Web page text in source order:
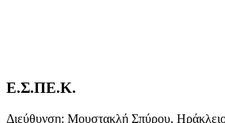
Ε.Σ.ΠΕ.Κ.
Διεύθυνση: Μουστακλή Σπύρου,